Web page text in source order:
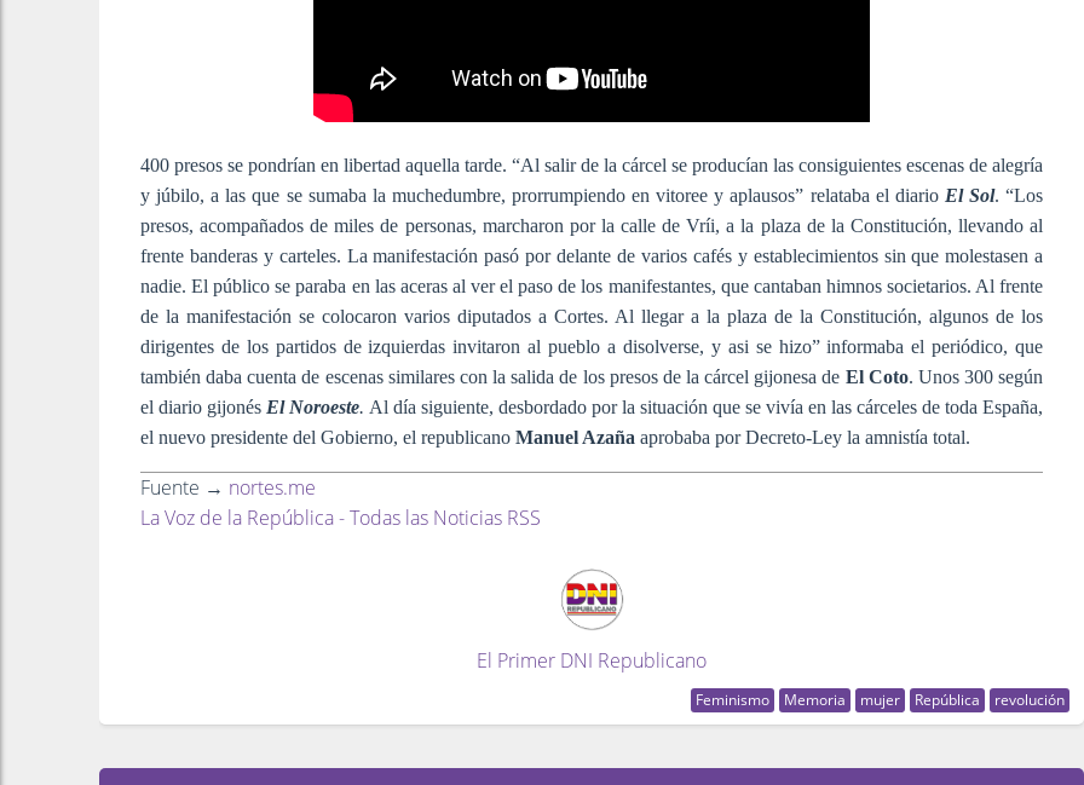
400 presos se pondrían en libertad aquella tarde. “Al salir de la cárcel se producían las consiguientes escenas de alegría
y júbilo, a las que se sumaba la muchedumbre, prorrumpiendo en vitoree y aplausos” relataba el diario El Sol. “Los
presos, acompañados de miles de personas, marcharon por la calle de Vríi, a la plaza de la Constitución, llevando al
frente banderas y carteles. La manifestación pasó por delante de varios cafés y establecimientos sin que molestasen a
nadie. El público se paraba en las aceras al ver el paso de los manifestantes, que cantaban himnos societarios. Al frente
de la manifestación se colocaron varios diputados a Cortes. Al llegar a la plaza de la Constitución, algunos de los
dirigentes de los partidos de izquierdas invitaron al pueblo a disolverse, y asi se hizo” informaba el periódico, que
también daba cuenta de escenas similares con la salida de los presos de la cárcel gijonesa de El Coto. Unos 300 según
el diario gijonés El Noroeste. Al día siguiente, desbordado por la situación que se vivía en las cárceles de toda España,
el nuevo presidente del Gobierno, el republicano Manuel Azaña aprobaba por Decreto-Ley la amnistía total.
Fuente → nortes.me
La Voz de la República - Todas las Noticias RSS
El Primer DNI Republicano
Feminismo Memoria mujer República revolución